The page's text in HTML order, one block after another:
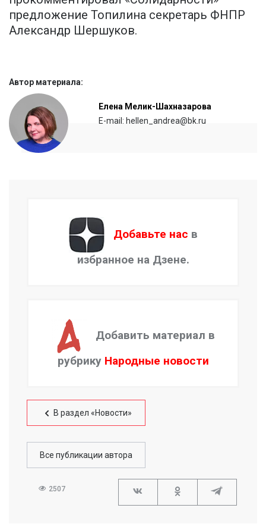
предложение Топилина секретарь ФНПР
Александр Шершуков.
Автор материала:
Елена Мелик-Шахназарова
E-mail: hellen_andrea@bk.ru
Добавьте нас в
избранное на Дзене.
Добавить материал в
рубрику Народные новости
В раздел «Новости»
Все публикации автора
2507